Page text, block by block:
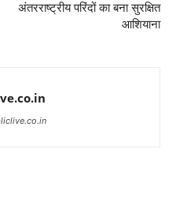
अंतरराष्ट्रीय परिंदों का बना सुरक्षित
आशियाना